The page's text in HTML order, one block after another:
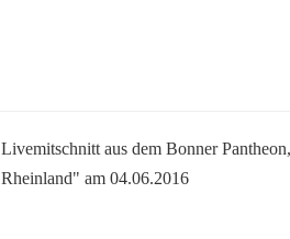
Livemitschnitt aus dem Bonner
Rheinland" am 04.06.2016